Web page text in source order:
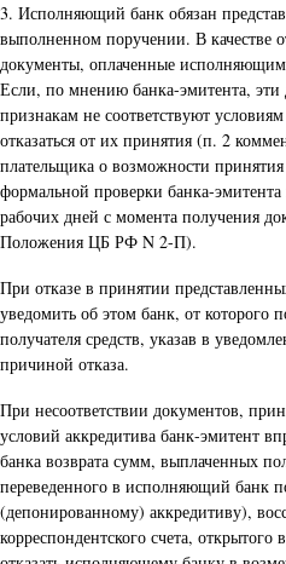
3. Исполняющий банк обязан
выполненном поручении. В качестве
документы, оплаченные исполняющим
Если, по мнению банка-эмитента,
признакам не соответствуют
отказаться от их принятия (п. 2
плательщика о возможности
формальной проверки банка-
рабочих дней с момента получения
Положения ЦБ РФ N 2-П).
При отказе в принятии
уведомить об этом банк, от которого
получателя средств, указав в
причиной отказа.
При несоответствии документов,
условий аккредитива банк-эмитент
банка возврата сумм, выплаченных
переведенного в исполняющий банк
(депонированному) аккредитиву),
корреспондентского счета,